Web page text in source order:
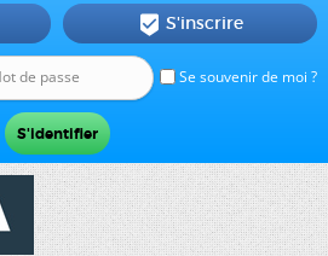
Se souvenir de moi ?
 S'inscrire